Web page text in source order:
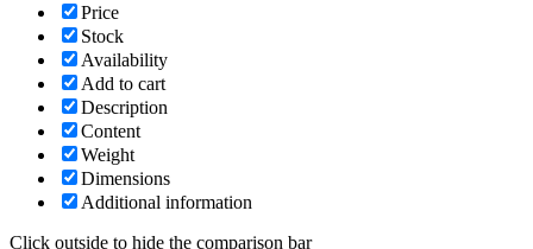
Price
Stock
Availability
Add to cart
Description
Content
Weight
Dimensions
Additional information
Click outside to hide the comparison bar